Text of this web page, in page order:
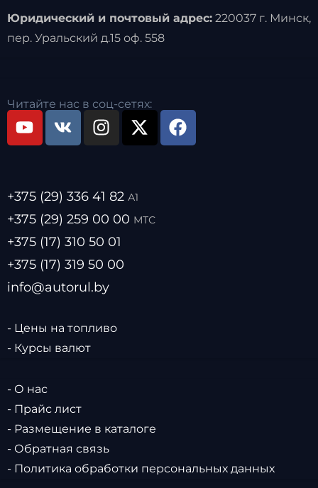
Юридический и почтовый адрес:220037 г. Минск,
пер. Уральский д.15 оф. 558
Читайте нас в соц-сетях:
+375 (29) 336 41 82 А1
+375 (29) 259 00 00 МТС
+375 (17) 310 50 01
+375 (17) 319 50 00
info@autorul.by
- Цены на топливо
- Курсы валют
- О нас
- Прайс лист
- Размещение в каталоге
- Обратная связь
- Политика обработки персональных данных